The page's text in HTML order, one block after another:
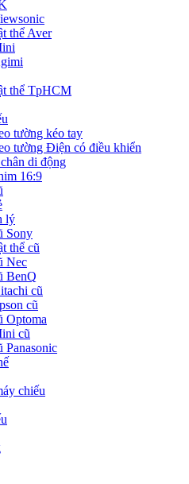
thể Aver
thể TpHCM
tường kéo tay
tường Điện có điều khiển
di động
16:9
lý
Sony
thể cũ
Nec
BenQ
cũ
cũ
Optoma
cũ
Panasonic
chiếu